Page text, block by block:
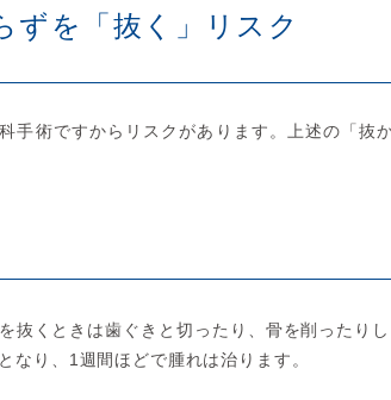
ずを「抜く」リスク
手術ですからリスクがあります。上述の「抜
抜くときは歯ぐきと切ったり、骨を削ったり
なり、1週間ほどで腫れは治ります。